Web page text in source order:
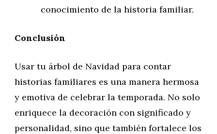
conocimiento de la historia familiar.
Conclusión
Usar tu árbol de Navidad para contar
historias familiares es una manera hermosa
y emotiva de celebrar la temporada. No solo
enriquece la decoración con significado y
personalidad, sino que también fortalece los